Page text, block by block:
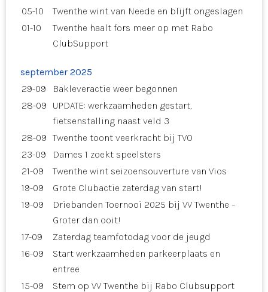
05-10
Twenthe wint van Neede en blijft ongeslagen
01-10
Twenthe haalt fors meer op met Rabo
ClubSupport
september 2025
29-09
Bakleveractie weer begonnen
28-09
UPDATE: werkzaamheden gestart,
fietsenstalling naast veld 3
28-09 Twenthe toont veerkracht bij TVO
23-09
Dames 1 zoekt speelsters
21-09
Twenthe wint seizoensouverture van Vios
19-09
Grote Clubactie zaterdag van start!
19-09
Driebanden Toernooi 2025 bij VV Twenthe –
Groter dan ooit!
17-09
Zaterdag teamfotodag voor de jeugd
16-09
Start werkzaamheden parkeerplaats en
entree
15-09
Stem op VV Twenthe bij Rabo Clubsupport